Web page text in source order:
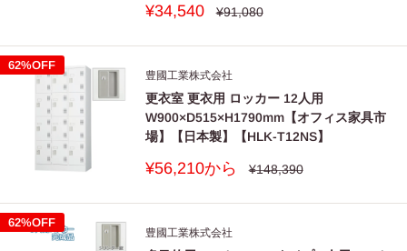
販
価
¥34,540
通
格
¥91,080
62%OFF
豊國工業株式会社
更衣室 更衣用 ロッカー 12人用
W900×D515×H1790mm【オフィス家具市
場】【日本製】【HLK-T12NS】
販
価
¥56,210から
通
格
¥148,390
62%OFF
豊國工業株式会社